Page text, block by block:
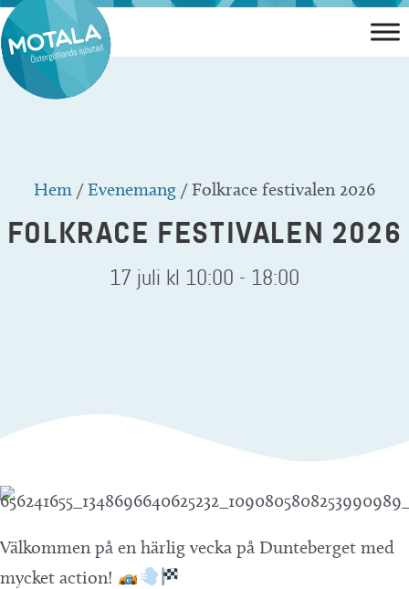
Hoppa
till
innehåll
Hem /Evenemang / Folkrace festivalen 2026
FOLKRACE FESTIVALEN 2026
17 juli kl 10:00 - 18:00
Välkommen på en härlig vecka på Dunteberget med
mycket action!